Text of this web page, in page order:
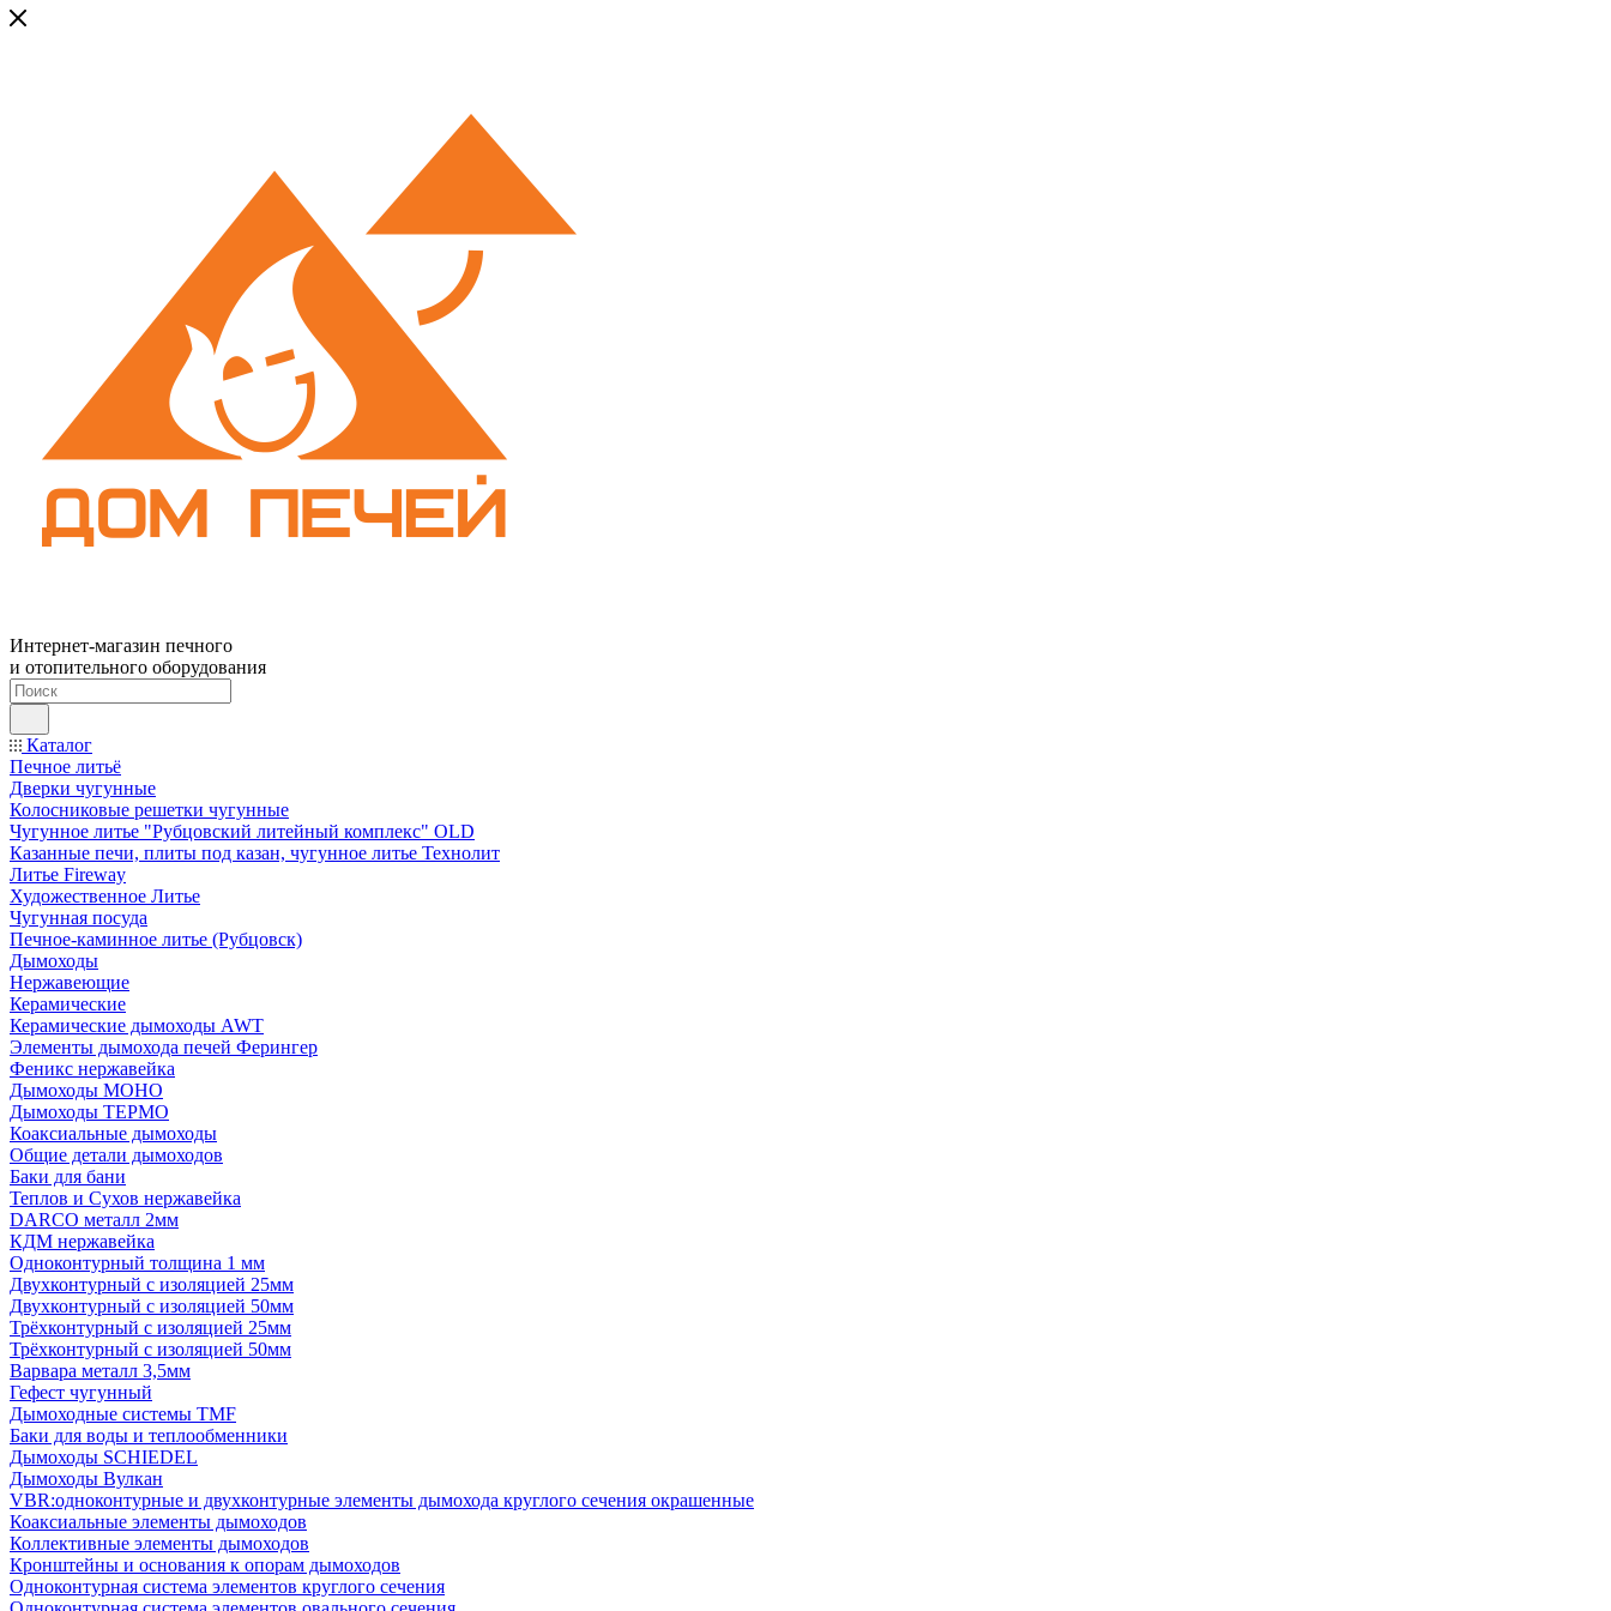
Интернет-магазин печного
и отопительного оборудования
Каталог
Печное литьё
Дверки чугунные
Колосниковые решетки чугунные
Чугунное литье "Рубцовский литейный комплекс" OLD
Казанные печи, плиты под казан, чугунное литье Технолит
Литье Fireway
Художественное Литье
Чугунная посуда
Печное-каминное литье (Рубцовск)
Дымоходы
Нержавеющие
Керамические
Керамические дымоходы AWT
Элементы дымохода печей Ферингер
Феникс нержавейка
Дымоходы МОНО
Дымоходы ТЕРМО
Коаксиальные дымоходы
Общие детали дымоходов
Баки для бани
Теплов и Сухов нержавейка
DARCO металл 2мм
КДМ нержавейка
Одноконтурный толщина 1 мм
Двухконтурный с изоляцией 25мм
Двухконтурный с изоляцией 50мм
Трёхконтурный с изоляцией 25мм
Трёхконтурный с изоляцией 50мм
Варвара металл 3,5мм
Гефест чугунный
Дымоходные системы TMF
Баки для воды и теплообменники
Дымоходы SCHIEDEL
Дымоходы Вулкан
VBR:одноконтурные и двухконтурные элементы дымохода круглого сечения окрашенные
Коаксиальные элементы дымоходов
Коллективные элементы дымоходов
Кронштейны и основания к опорам дымоходов
Одноконтурная система элементов круглого сечения